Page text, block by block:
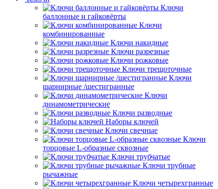
Ключи
баллонные и гайковёрты
Ключи
комбинированные
Ключи накидные
Ключи разрезные
Ключи рожковые
Ключи трещоточные
Ключи
шарнирные /шестигранные
Ключи
динамометрические
Ключи разводные
Наборы ключей
Ключи свечные
Ключи
торцовые L-образные сквозные
Ключи трубчатые
Ключи трубные
рычажные
Ключи четырехгранные